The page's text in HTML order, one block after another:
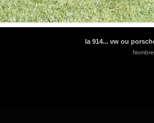
la 914... vw ou